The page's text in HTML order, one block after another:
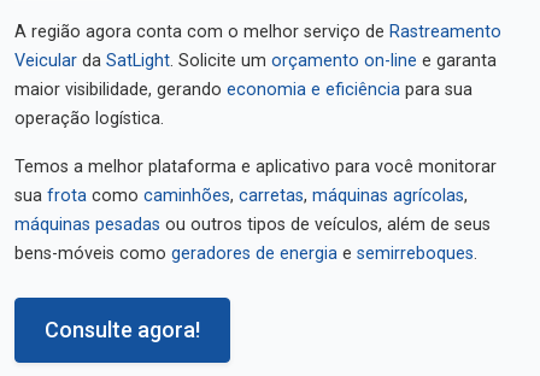
A região agora conta com o melhor serviço de Rastreamento
Veicular da SatLight. Solicite um orçamento on-line e garanta
maior visibilidade, gerando economia e eficiência para sua
operação logística.
Temos a melhor plataforma e aplicativo para você monitorar
sua frota como caminhões, carretas, máquinas agrícolas,
máquinas pesadas ou outros tipos de veículos, além de seus
bens-móveis como geradores de energia e semirreboques.
Consulte agora!